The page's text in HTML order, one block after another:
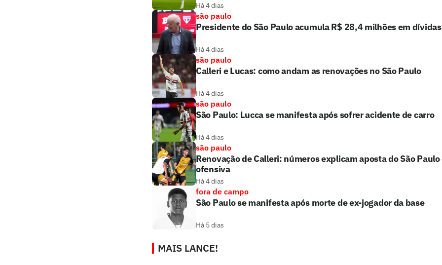
Há 4 dias
são paulo
Presidente do São Paulo acumula R$ 28,4 milhões em dívidas
Há 4 dias
são paulo
Calleri e Lucas: como andam as renovações no São Paulo
Há 4 dias
são paulo
São Paulo: Lucca se manifesta após sofrer acidente de carro
Há 4 dias
são paulo
Renovação de Calleri: números explicam aposta do São
ofensiva
Há 4 dias
fora de campo
São Paulo se manifesta após morte de ex-jogador da base
Há 5 dias
MAIS LANCE!